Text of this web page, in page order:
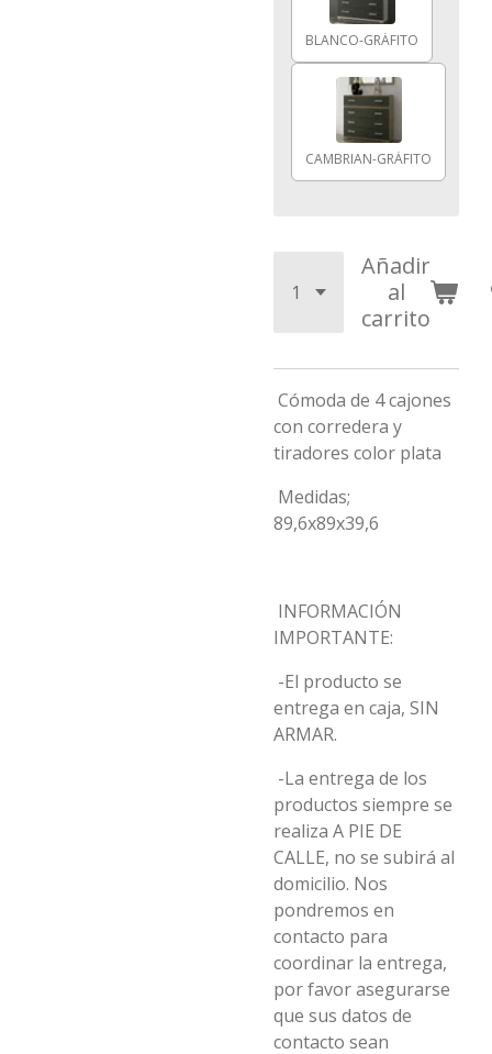
BLANCO-GRÁFITO
CAMBRIAN-GRÁFITO
Añadir
al
carrito
Cómoda de 4 cajones
con corredera y
tiradores color plata
Medidas;
89,6x89x39,6
INFORMACIÓN
IMPORTANTE:
-El producto se
entrega en caja, SIN
ARMAR.
-La entrega de los
productos siempre se
realiza A PIE DE
CALLE, no se subirá al
domicilio. Nos
pondremos en
contacto para
coordinar la entrega,
por favor asegurarse
que sus datos de
contacto sean